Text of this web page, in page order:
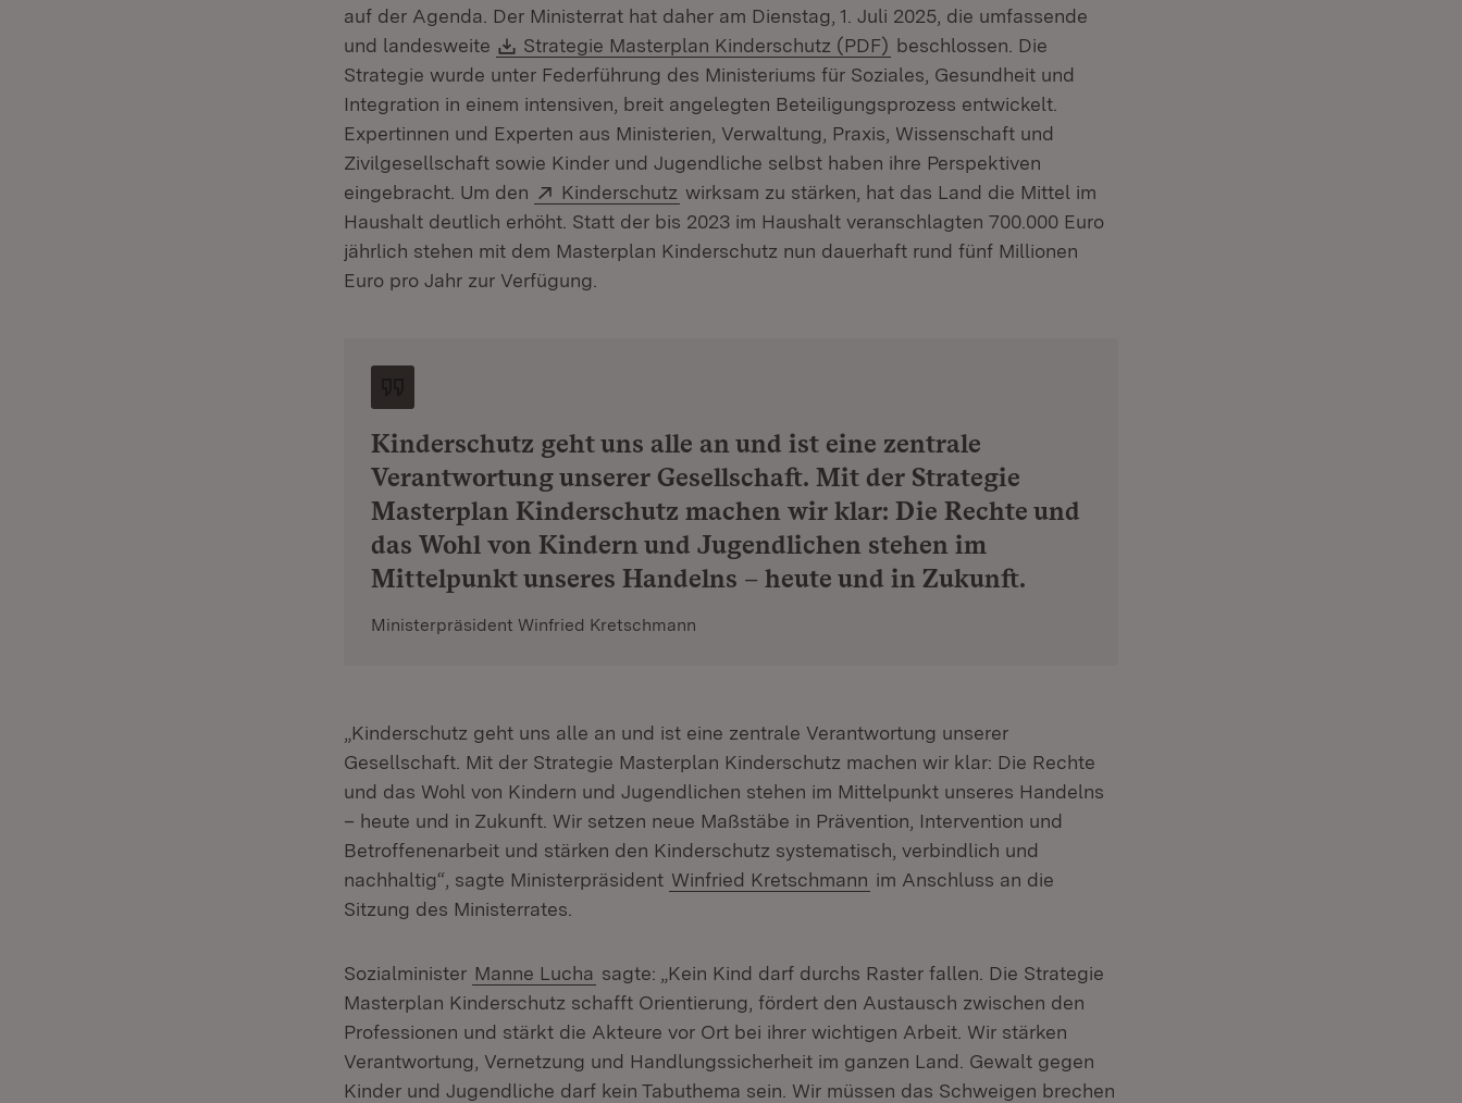
auf der Agenda. Der Ministerrat hat daher am Dienstag, 1. Juli 2025, die umfassende
und landesweite
Download:
Strategie Masterplan Kinderschutz (PDF) (Öffnet in neuem Fenster)
beschlossen. Die
Strategie wurde unter Federführung des Ministeriums für Soziales, Gesundheit und
Integration in einem intensiven, breit angelegten Beteiligungsprozess entwickelt.
Expertinnen und Experten aus Ministerien, Verwaltung, Praxis, Wissenschaft und
Zivilgesellschaft sowie Kinder und Jugendliche selbst haben ihre Perspektiven
eingebracht. Um den
Extern:
Kinderschutz (Öffnet in neuem Fenster)
wirksam zu stärken, hat das Land die Mittel im
Haushalt deutlich erhöht. Statt der bis 2023 im Haushalt veranschlagten 700.000 Euro
jährlich stehen mit dem Masterplan Kinderschutz nun dauerhaft rund fünf Millionen
Euro pro Jahr zur Verfügung.
Kinderschutz geht uns alle an und ist eine zentrale
Verantwortung unserer Gesellschaft. Mit der Strategie
Masterplan Kinderschutz machen wir klar: Die Rechte und
das Wohl von Kindern und Jugendlichen stehen im
Mittelpunkt unseres Handelns – heute und in Zukunft.
Ministerpräsident Winfried Kretschmann
„Kinderschutz geht uns alle an und ist eine zentrale Verantwortung unserer
Gesellschaft. Mit der Strategie Masterplan Kinderschutz machen wir klar: Die Rechte
und das Wohl von Kindern und Jugendlichen stehen im Mittelpunkt unseres Handelns
– heute und in Zukunft. Wir setzen neue Maßstäbe in Prävention, Intervention und
Betroffenenarbeit und stärken den Kinderschutz systematisch, verbindlich und
nachhaltig“, sagte Ministerpräsident Winfried Kretschmann im Anschluss an die
Sitzung des Ministerrates.
Sozialminister Manne Lucha sagte: „Kein Kind darf durchs Raster fallen. Die Strategie
Masterplan Kinderschutz schafft Orientierung, fördert den Austausch zwischen den
Professionen und stärkt die Akteure vor Ort bei ihrer wichtigen Arbeit. Wir stärken
Verantwortung, Vernetzung und Handlungssicherheit im ganzen Land. Gewalt gegen
Kinder und Jugendliche darf kein Tabuthema sein. Wir müssen das Schweigen brechen